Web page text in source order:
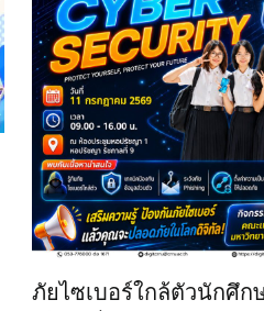
ภัยไซเบอร์ใกล้ตัวนักศึ